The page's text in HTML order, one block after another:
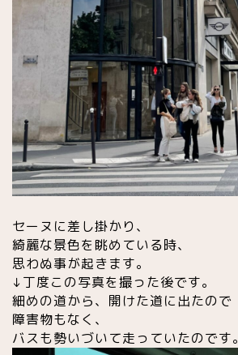
セーヌに差し掛かり、
綺麗な景色を眺めている時、
思わぬ事が起きます。
↓丁度この写真を撮った後です。
細めの道から、開けた道に出たので
障害物もなく、
バスも勢いづいて走っていたのです。